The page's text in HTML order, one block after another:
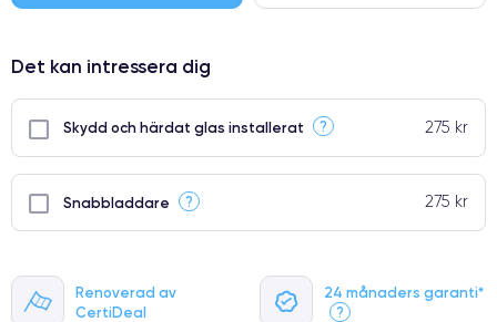
Renoverad av
CertiDeal
24 månaders garanti*
?
⭐ Premium
● Oklanderlig kvalitetsskärm
Det kan intressera dig
Skydd och härdat glas installerat ? 275 kr
Snabbladdare ? 275 kr